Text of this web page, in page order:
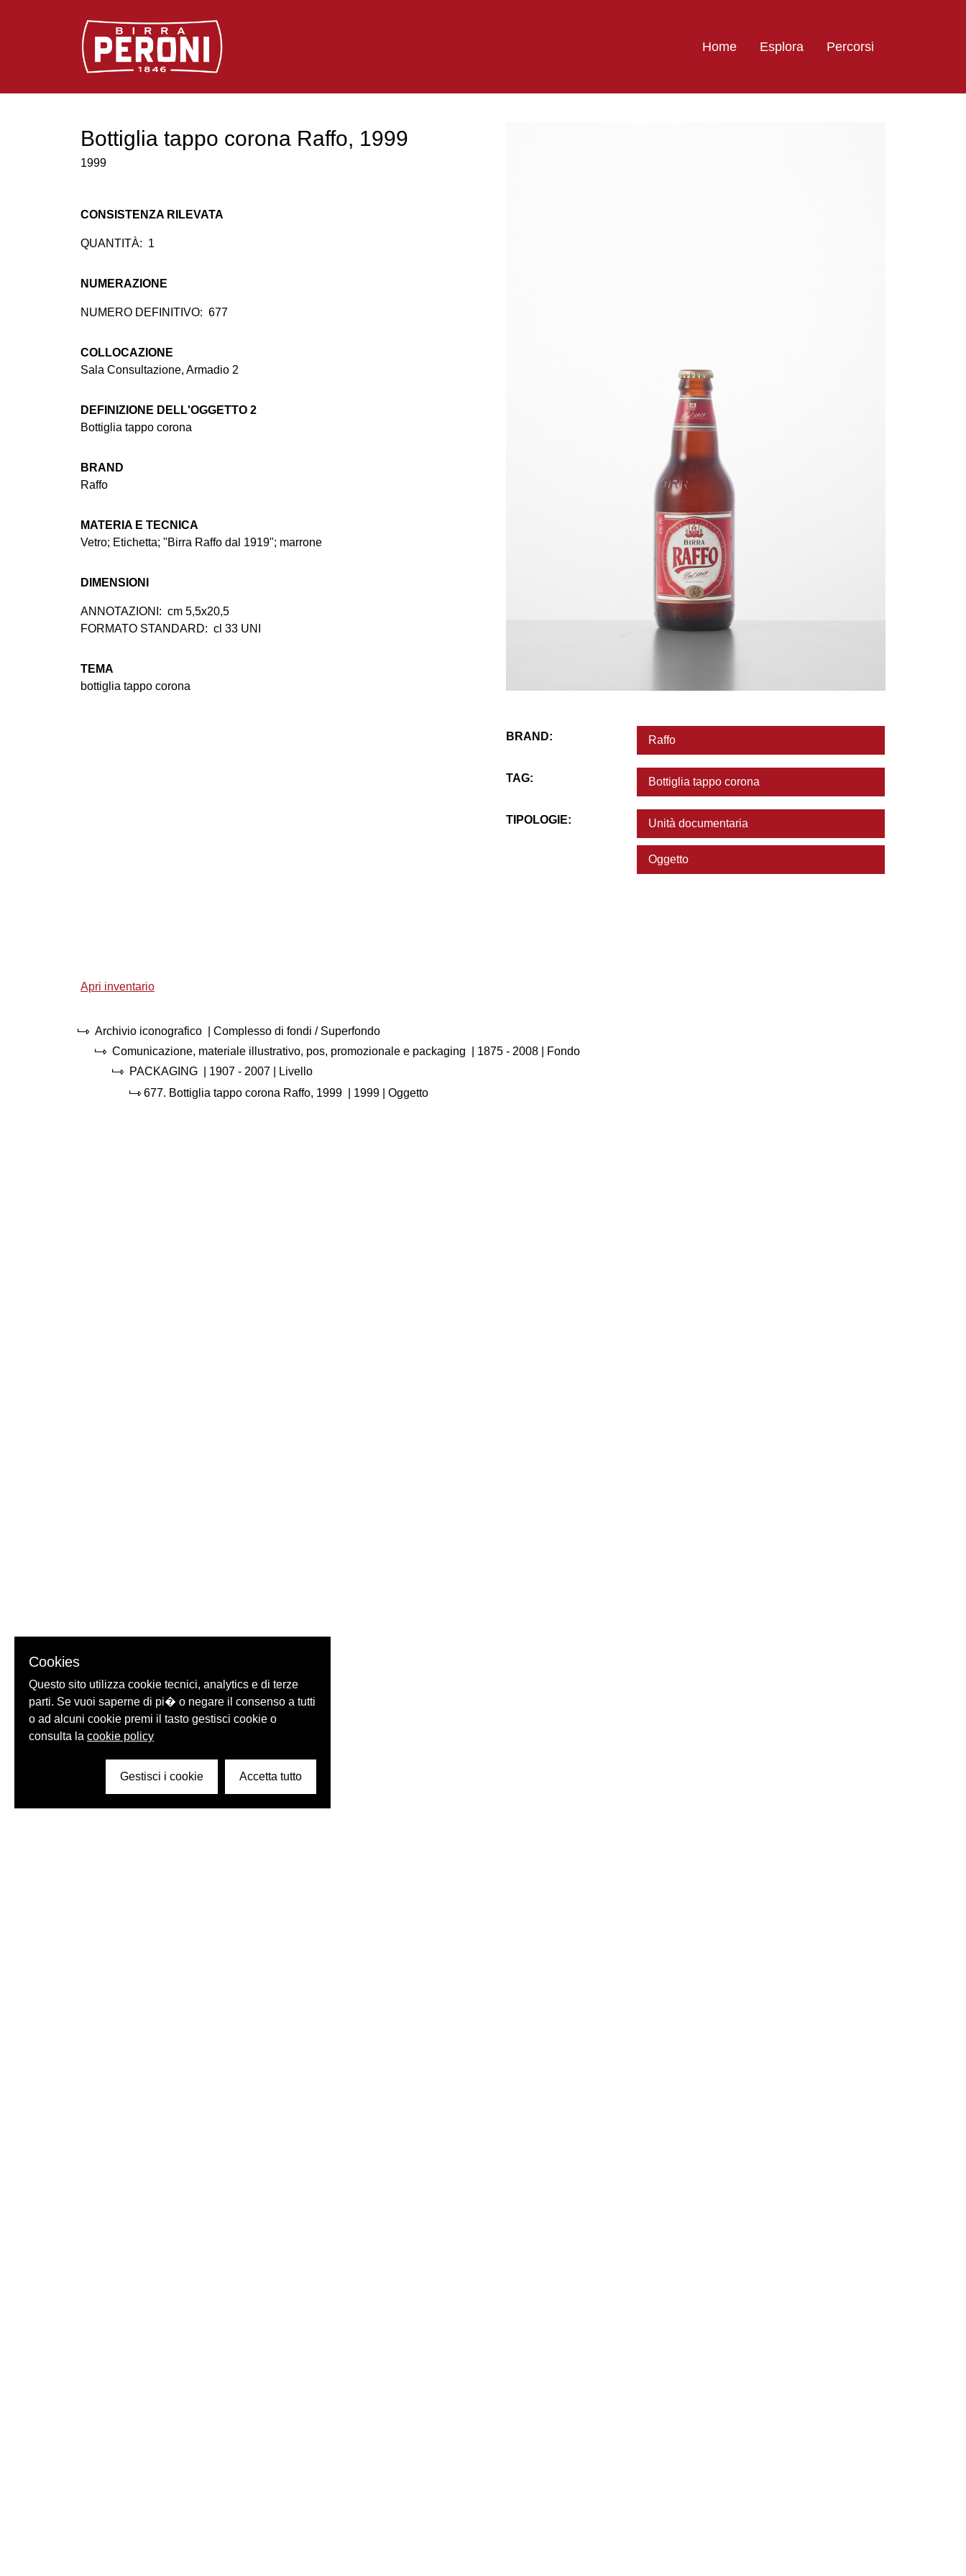
Logo Birra Peroni
Home Esplora Percorsi
Bottiglia tappo corona Raffo, 1999
1999
CONSISTENZA RILEVATA
QUANTITÀ: 1
NUMERAZIONE
NUMERO DEFINITIVO: 677
COLLOCAZIONE
Sala Consultazione, Armadio 2
DEFINIZIONE DELL'OGGETTO 2
Bottiglia tappo corona
BRAND
Raffo
MATERIA E TECNICA
Vetro; Etichetta; "Birra Raffo dal 1919"; marrone
DIMENSIONI
ANNOTAZIONI: cm 5,5x20,5
FORMATO STANDARD: cl 33 UNI
TEMA
bottiglia tappo corona
BRAND: Raffo
TAG: Bottiglia tappo corona
TIPOLOGIE: Unità documentaria
Oggetto
Apri inventario
Archivio iconografico
| Complesso di fondi / Superfondo
Comunicazione, materiale illustrativo, pos, promozionale e packaging
1875 - 2008
| Fondo
PACKAGING
1907 - 2007
| Livello
677. Bottiglia tappo corona Raffo, 1999 1999 | Oggetto
Cookies
Questo sito utilizza cookie tecnici, analytics e di terze
parti. Se vuoi saperne di pi� o negare il consenso a tutti
o ad alcuni cookie premi il tasto gestisci cookie o
consulta la cookie policy
Gestisci i cookie Accetta tutto